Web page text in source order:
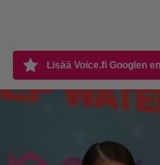
Lisää Voice.fi Googlen